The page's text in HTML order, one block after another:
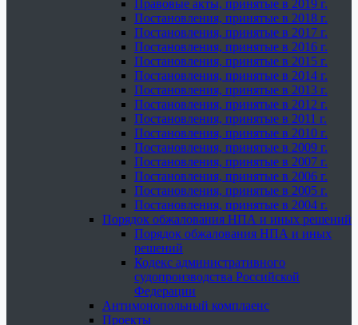
Правовые акты, принятые в 2019 г.
Постановления, принятые в 2018 г.
Постановления, принятые в 2017 г.
Постановления, принятые в 2016 г.
Постановления, принятые в 2015 г.
Постановления, принятые в 2014 г.
Постановления, принятые в 2013 г.
Постановления, принятые в 2012 г.
Постановления, принятые в 2011 г.
Постановления, принятые в 2010 г.
Постановления, принятые в 2009 г.
Постановления, принятые в 2007 г.
Постановления, принятые в 2006 г.
Постановления, принятые в 2005 г.
Постановления, принятые в 2004 г.
Порядок обжалования НПА и иных решений
Порядок обжалования НПА и иных
решений
Кодекс административного
судопроизводства Российской
Федерации
Антимонопольный комплаенс
Проекты